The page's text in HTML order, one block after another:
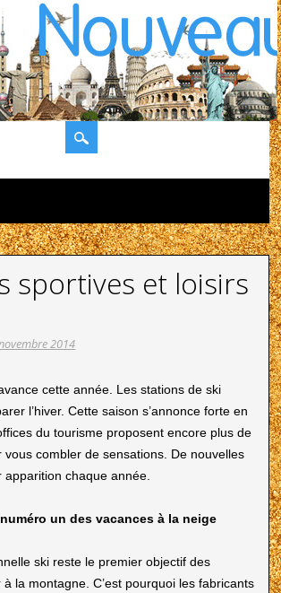
sportives et loisirs
2014
cette année. Les stations de ski
l’hiver. Cette saison s’annonce forte en
du tourisme proposent encore plus de
vous combler de sensations. De nouvelles
apparition chaque année.
un des vacances à la neige
ski reste le premier objectif des
à la montagne. C’est pourquoi les fabricants